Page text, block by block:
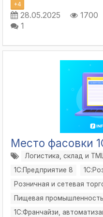
+4
28.05.2025 1700
1
Место фасовки
Логистика, склад и
1С:Предприятие 8
Розничная и сетевая
Пищевая промышленность
1С:Франчайзи,